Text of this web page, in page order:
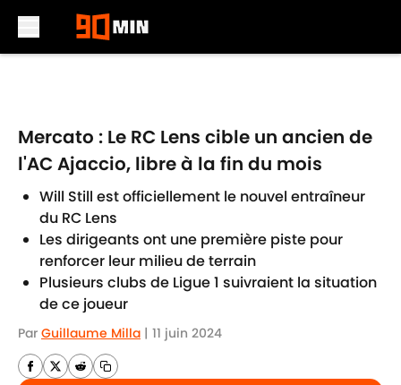
Mercato : Le RC Lens cible un ancien de
l'AC Ajaccio, libre à la fin du mois
Will Still est officiellement le nouvel entraîneur
du RC Lens
Les dirigeants ont une première piste pour
renforcer leur milieu de terrain
Plusieurs clubs de Ligue 1 suivraient la situation
de ce joueur
Par Guillaume Milla | 11 juin 2024